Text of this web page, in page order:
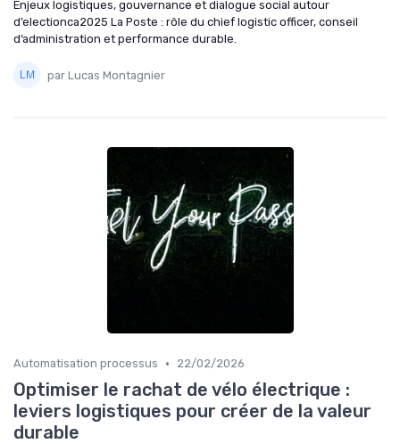
Enjeux logistiques, gouvernance et dialogue social autour
d’electionca2025 La Poste : rôle du chief logistic officer, conseil
d’administration et performance durable.
par Lucas Montagnier
Automatisation processus • 22/02/2026
Optimiser le rachat de vélo électrique :
leviers logistiques pour créer de la valeur
durable